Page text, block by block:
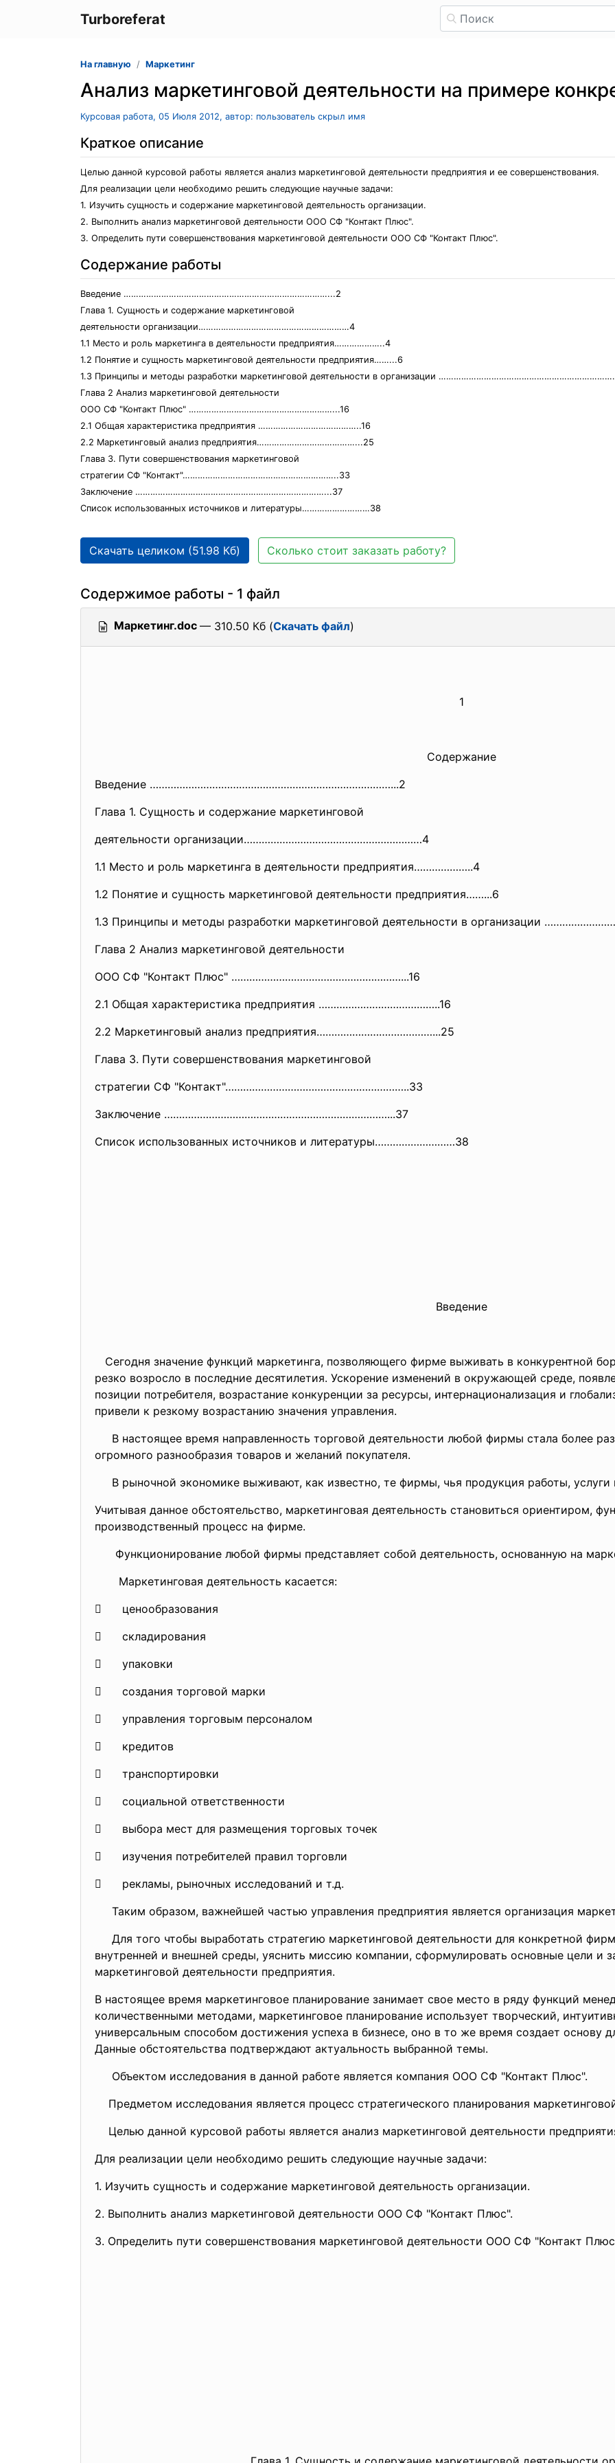
Turboreferat
На главную Маркетинг
Анализ маркетинговой деятельности на примере
Курсовая работа, 05 Июля 2012, автор: пользователь скрыл имя
Краткое описание
Целью данной курсовой работы является анализ маркетинговой деятельности предприятия и ее совершенствования.
Для реализации цели необходимо решить следующие научные задачи:
1. Изучить сущность и содержание маркетинговой деятельность организации.
2. Выполнить анализ маркетинговой деятельности ООО СФ "Контакт Плюс".
3. Определить пути совершенствования маркетинговой деятельности ООО СФ "Контакт Плюс".
Содержание работы
Введение ………………………………………………………………………...2
Глава 1. Сущность и содержание маркетинговой
деятельности организации……………………………………………………4
1.1 Место и роль маркетинга в деятельности предприятия………………..4
1.2 Понятие и сущность маркетинговой деятельности предприятия……...6
1.3 Принципы и методы разработки маркетинговой деятельности в организации
Глава 2 Анализ маркетинговой деятельности
ООО СФ "Контакт Плюс" …………………………………………………...16
2.1 Общая характеристика предприятия …………………………………..16
2.2 Маркетинговый анализ предприятия…………………………………...25
Глава 3. Пути совершенствования маркетинговой
стратегии СФ "Контакт"……………………………………………………..33
Заключение …………………………………………………………………...37
Список использованных источников и литературы………………………38
Скачать целиком (51.98 Кб) Сколько стоит заказать работу?
Содержимое работы - 1 файл
Маркетинг.doc — 310.50 Кб (Скачать файл)
1
Содержание
Введение ………………………………………………………………………...2
Глава 1. Сущность и содержание маркетинговой
деятельности организации……………………………………………………4
1.1 Место и роль маркетинга в деятельности предприятия………………..4
1.2 Понятие и сущность маркетинговой деятельности предприятия……...6
1.3 Принципы и методы разработки маркетинговой деятельности в организации
Глава 2 Анализ маркетинговой деятельности
ООО СФ "Контакт Плюс" …………………………………………………...16
2.1 Общая характеристика предприятия …………………………………..16
2.2 Маркетинговый анализ предприятия…………………………………...25
Глава 3. Пути совершенствования маркетинговой
стратегии СФ "Контакт"……………………………………………………..33
Заключение …………………………………………………………………...37
Список использованных источников и литературы………………………38
Введение
Сегодня значение функций маркетинга, позволяющего фирме выживать в конкурентной
резко возросло в последние десятилетия. Ускорение изменений в окружающей среде,
позиции потребителя, возрастание конкуренции за ресурсы, интернационализация и
привели к резкому возрастанию значения управления.
В настоящее время направленность торговой деятельности любой фирмы стала более
огромного разнообразия товаров и желаний покупателя.
В рыночной экономике выживают, как известно, те фирмы, чья продукция работы, услуги
Учитывая данное обстоятельство, маркетинговая деятельность становиться ориентиром,
производственный процесс на фирме.
Функционирование любой фирмы представляет собой деятельность, основанную на
Маркетинговая деятельность касается:
 ценообразования
 складирования
 упаковки
 создания торговой марки
 управления торговым персоналом
 кредитов
 транспортировки
 социальной ответственности
 выбора мест для размещения торговых точек
 изучения потребителей правил торговли
 рекламы, рыночных исследований и т.д.
Таким образом, важнейшей частью управления предприятия является организация
Для того чтобы выработать стратегию маркетинговой деятельности для конкретной
внутренней и внешней среды, уяснить миссию компании, сформулировать основные цели и
маркетинговой деятельности предприятия.
В настоящее время маркетинговое планирование занимает свое место в ряду функций
количественными методами, маркетинговое планирование использует творческий,
универсальным способом достижения успеха в бизнесе, оно в то же время создает основу
Данные обстоятельства подтверждают актуальность выбранной темы.
Объектом исследования в данной работе является компания ООО СФ "Контакт Плюс".
Предметом исследования является процесс стратегического планирования
Целью данной курсовой работы является анализ маркетинговой деятельности
Для реализации цели необходимо решить следующие научные задачи:
1. Изучить сущность и содержание маркетинговой деятельность организации.
2. Выполнить анализ маркетинговой деятельности ООО СФ "Контакт Плюс".
3. Определить пути совершенствования маркетинговой деятельности ООО СФ "Контакт